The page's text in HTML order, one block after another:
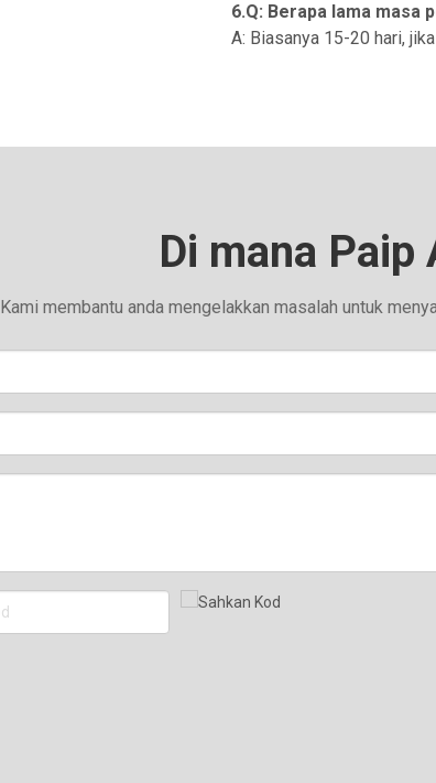
6.Q: Berapa lama masa
A: Biasanya 15-20 hari,
Di mana Paip
Kami membantu anda mengelakkan masalah untuk